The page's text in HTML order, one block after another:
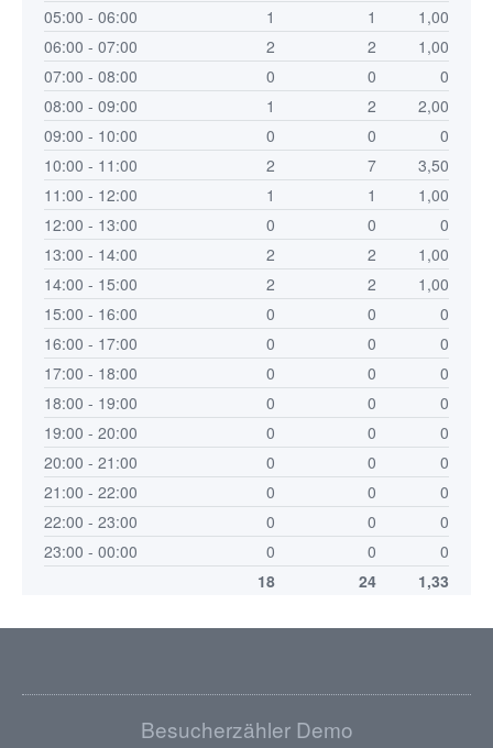
05:00 - 06:00
1 1
1,00
06:00 - 07:00
2 2
1,00
07:00 - 08:00
0 0
0
08:00 - 09:00
1 2
2,00
09:00 - 10:00
0 0
0
10:00 - 11:00
2 7
3,50
11:00 - 12:00
1 1
1,00
12:00 - 13:00
0 0
0
13:00 - 14:00
2 2
1,00
14:00 - 15:00
2 2
1,00
15:00 - 16:00
0 0
0
16:00 - 17:00
0 0
0
17:00 - 18:00
0 0
0
18:00 - 19:00
0 0
0
19:00 - 20:00
0 0
0
20:00 - 21:00
0 0
0
21:00 - 22:00
0 0
0
22:00 - 23:00
0 0
0
23:00 - 00:00
0 0
0
18
24 1,33
Besucherzähler Demo